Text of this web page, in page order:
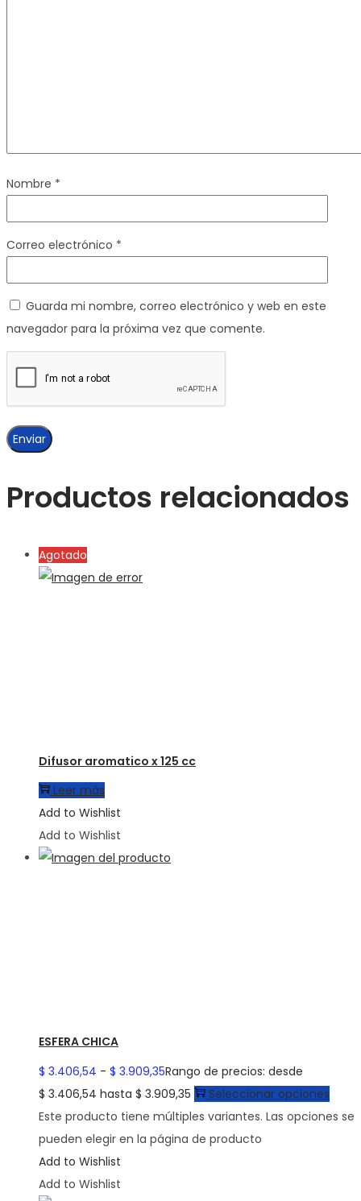
Nombre *
Correo electrónico *
Guarda mi nombre, correo electrónico y web en este
navegador para la próxima vez que comente.
Productos relacionados
Agotado
Difusor aromatico x 125 cc
Leer más
Add to Wishlist
Add to Wishlist
ESFERA CHICA
$ 3.406,54 - $ 3.909,35Rango de precios: desde
$ 3.406,54 hasta $ 3.909,35
Seleccionar opciones
Este producto tiene múltiples variantes. Las opciones se
pueden elegir en la página de producto
Add to Wishlist
Add to Wishlist